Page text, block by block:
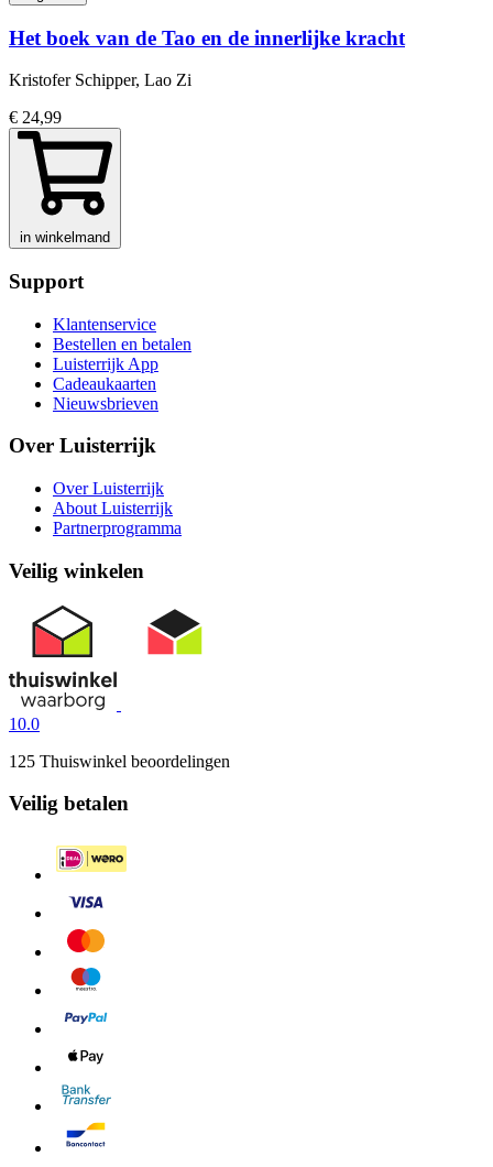
Het boek van de Tao en de innerlijke kracht
Kristofer Schipper, Lao Zi
€ 24,99
in winkelmand
Support
Klantenservice
Bestellen en betalen
Luisterrijk App
Cadeaukaarten
Nieuwsbrieven
Over Luisterrijk
Over Luisterrijk
About Luisterrijk
Partnerprogramma
Veilig winkelen
10.0
125 Thuiswinkel beoordelingen
Veilig betalen